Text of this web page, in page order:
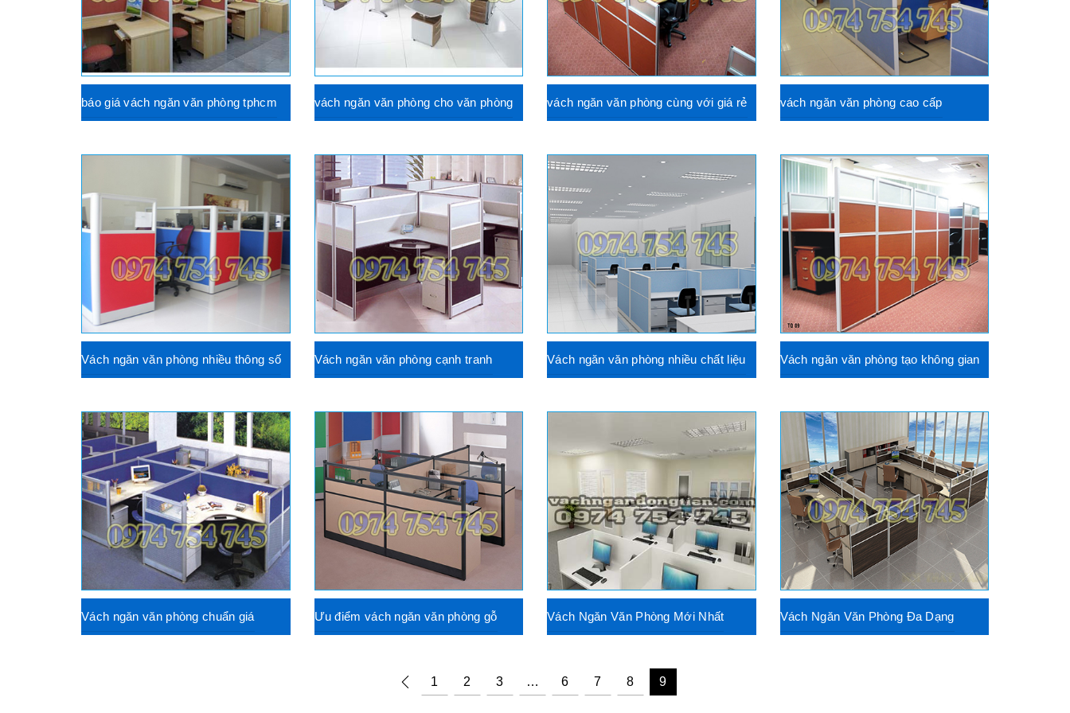
báo giá vách ngăn văn phòng tphcm vách ngăn văn phòng cho văn phòng vách ngăn văn phòng cùng với giá rẻ vách ngăn văn phòng cao cấp
Vách ngăn văn phòng nhiều thông số Vách ngăn văn phòng cạnh tranh Vách ngăn văn phòng nhiều chất liệu Vách ngăn văn phòng tạo không gian
Vách ngăn văn phòng chuẩn giá Ưu điểm vách ngăn văn phòng gỗ Vách Ngăn Văn Phòng Mới Nhất Vách Ngăn Văn Phòng Đa Dạng
1 2 3 … 6 7 8 9